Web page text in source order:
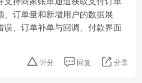
订单量和新增用户的数据展
、订单补单与回调、付款界面
评分 回复 分享